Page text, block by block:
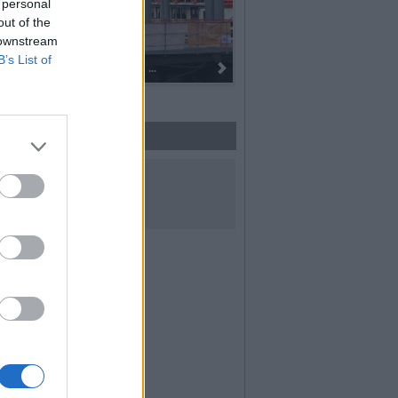
of the
List of
Dall’oro alla fiaccola: ...
SUI SOCIAL